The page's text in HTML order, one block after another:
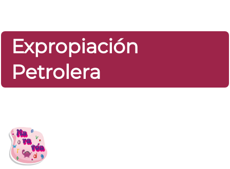
Expropiación
Petrolera